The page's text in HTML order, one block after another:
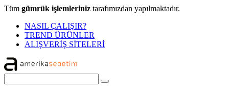
Tüm gümrük işlemleriniz tarafımızdan yapılmaktadır.
NASIL ÇALIŞIR?
TREND ÜRÜNLER
ALIŞVERİŞ SİTELERİ